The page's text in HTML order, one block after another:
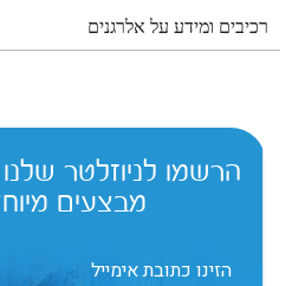
רכיבים ומידע על אלרגנים
הרשמו לניוזלטר
מבצעים